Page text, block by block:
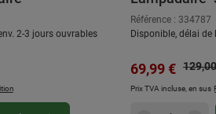
2-3 jours ouvrables
Référence : 334787
Disponible, délai
Prix de vente :
69,99 € Prix
Prix TVA incluse, en sus